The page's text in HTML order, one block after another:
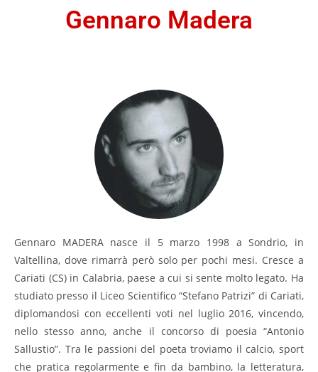
Gennaro Madera
Gennaro MADERA nasce il 5 marzo 1998 a Sondrio, in
Valtellina, dove rimarrà però solo per pochi mesi. Cresce a
Cariati (CS) in Calabria, paese a cui si sente molto legato. Ha
studiato presso il Liceo Scientifico “Stefano Patrizi” di Cariati,
diplomandosi con eccellenti voti nel luglio 2016, vincendo,
nello stesso anno, anche il concorso di poesia “Antonio
Sallustio”. Tra le passioni del poeta troviamo il calcio, sport
che pratica regolarmente e fin da bambino, la letteratura,